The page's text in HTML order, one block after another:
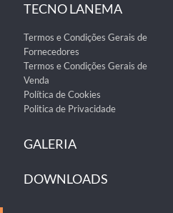
TECNO LANEMA
Termos e Condições Gerais de
Fornecedores
Termos e Condições Gerais de
Venda
Política de Cookies
Politica de Privacidade
GALERIA
DOWNLOADS